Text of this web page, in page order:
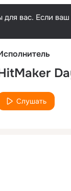
вас. Если
Слушать